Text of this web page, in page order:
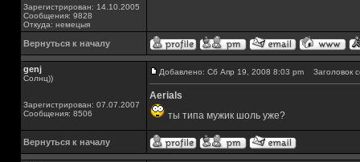
Зарегистрирован: 14.10.2005
Сообщения: 9828
Откуда: немецыя
Вернуться к началу
genj
Солнц))
Зарегистрирован: 07.07.2007
Сообщения: 8506
Добавлено: Сб Апр 19, 2008 8:03 pm Заголовок
Aerials
ты типа мужик шоль уже?
Вернуться к началу